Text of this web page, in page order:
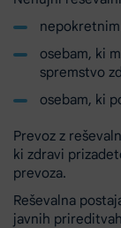
osebam, ki
spremstvo
osebam, ki
Prevoz z
ki zdravi
prevoza.
Reševalna
javnih